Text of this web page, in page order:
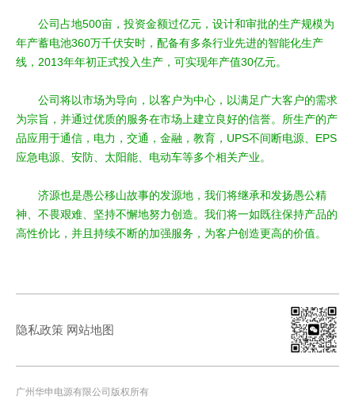
公司占地500亩，投资金额过亿元，设计和审批的生产规模为
年产蓄电池360万千伏安时，配备有多条行业先进的智能化生产
线，2013年年初正式投入生产，可实现年产值30亿元。
公司将以市场为导向，以客户为中心，以满足广大客户的需求
为宗旨，并通过优质的服务在市场上建立良好的信誉。所生产的产
品应用于通信，电力，交通，金融，教育，UPS不间断电源、EPS
应急电源、安防、太阳能、电动车等多个相关产业。
济源也是愚公移山故事的发源地，我们将继承和发扬愚公精
神、不畏艰难、坚持不懈地努力创造。我们将一如既往保持产品的
高性价比，并且持续不断的加强服务，为客户创造更高的价值。
隐私政策 网站地图
广州华申电源有限公司版权所有